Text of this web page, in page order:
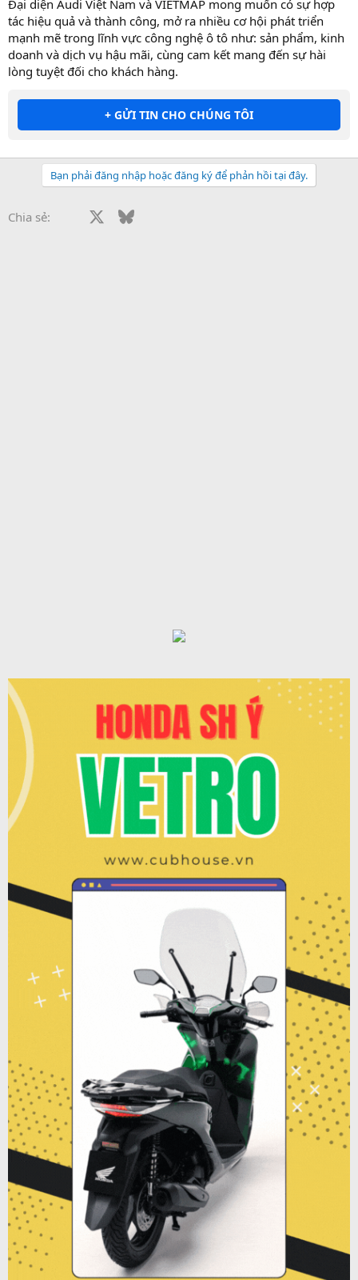
Đại diện Audi Việt Nam và VIETMAP mong muốn có sự hợp
tác hiệu quả và thành công, mở ra nhiều cơ hội phát triển
mạnh mẽ trong lĩnh vực công nghệ ô tô như: sản phẩm, kinh
doanh và dịch vụ hậu mãi, cùng cam kết mang đến sự hài
lòng tuyệt đối cho khách hàng.
+ GỬI TIN CHO CHÚNG TÔI
Bạn phải đăng nhập hoặc đăng ký để phản hồi tại đây.
Chia sẻ: Facebook Bluesky